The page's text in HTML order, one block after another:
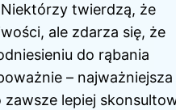
twierdzą, że
ale zdarza się, że
do rąbania
– najważniejsza
lepiej